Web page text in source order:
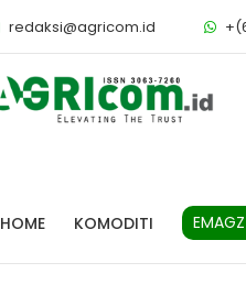
redaksi@agricom.id
HOME KOMODITI